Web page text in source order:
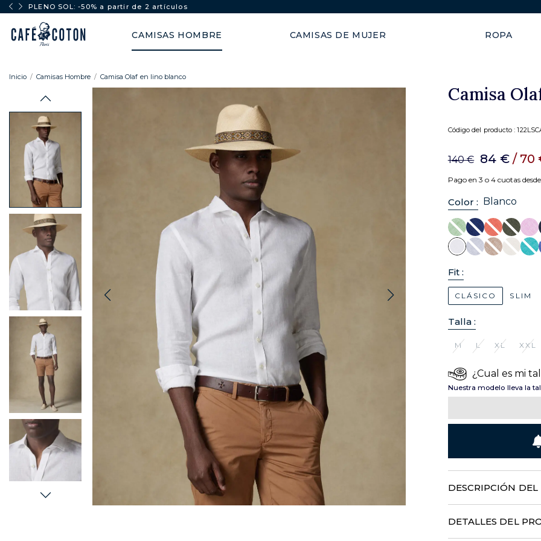
PLENO SOL: -50% a partir de 2 artículos
CAMISAS HOMBRE CAMISAS DE MUJER ROPA
Inicio Camisas Hombre Camisa Olaf en lino blanco
Camisa
Código del producto :
140 € 84 €/ 70
Pago en 3 o 4 cuotas
Color : Blanco
Fit :
CLÁSICO SLIM
Talla :
M L XL XXL
¿Cual es mi
Nuestra modelo lleva la
DESCRIPCIÓN
insospechada sensación
DETALLES DEL